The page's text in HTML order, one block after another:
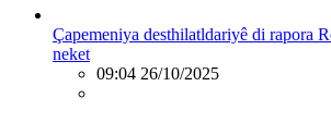
Çapemeniya desthilatldariyê di rapora
neket
09:04 26/10/2025